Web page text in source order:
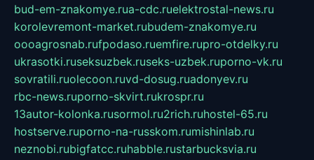
bud-em-znakomye.rua-cdc.ruelektrostal-news.ru
korolevremont-market.rubudem-znakomye.ru
oooagrosnab.rufpodaso.ruemfire.rupro-otdelky.ru
ukrasotki.ruseksuzbek.ruseks-uzbek.ruporno-vk.ru
sovratili.ruolecoon.ruvd-dosug.ruadonyev.ru
rbc-news.ruporno-skvirt.rukrospr.ru
13autor-kolonka.rusormol.ru2rich.ruhostel-65.ru
hostserve.ruporno-na-russkom.rumishinlab.ru
neznobi.rubigfatcc.ruhabble.rustarbucksvia.ru